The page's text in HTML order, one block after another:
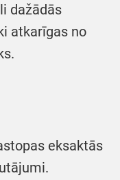
dažādās
atkarīgas no
eksaktās